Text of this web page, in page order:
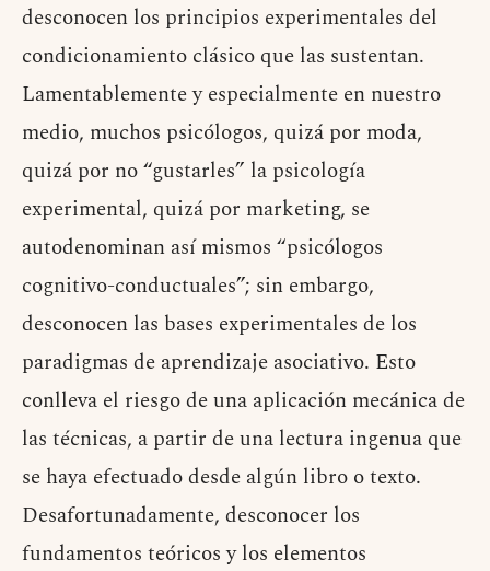
desconocen los principios experimentales del
condicionamiento clásico que las sustentan.
Lamentablemente y especialmente en nuestro
medio, muchos psicólogos, quizá por moda,
quizá por no “gustarles” la psicología
experimental, quizá por marketing, se
autodenominan así mismos “psicólogos
cognitivo-conductuales”; sin embargo,
desconocen las bases experimentales de los
paradigmas de aprendizaje asociativo. Esto
conlleva el riesgo de una aplicación mecánica de
las técnicas, a partir de una lectura ingenua que
se haya efectuado desde algún libro o texto.
Desafortunadamente, desconocer los
fundamentos teóricos y los elementos